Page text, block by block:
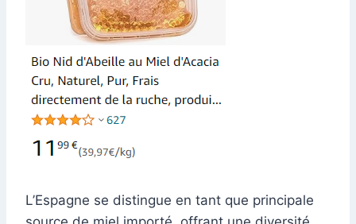
L’Espagne se distingue en tant que principale